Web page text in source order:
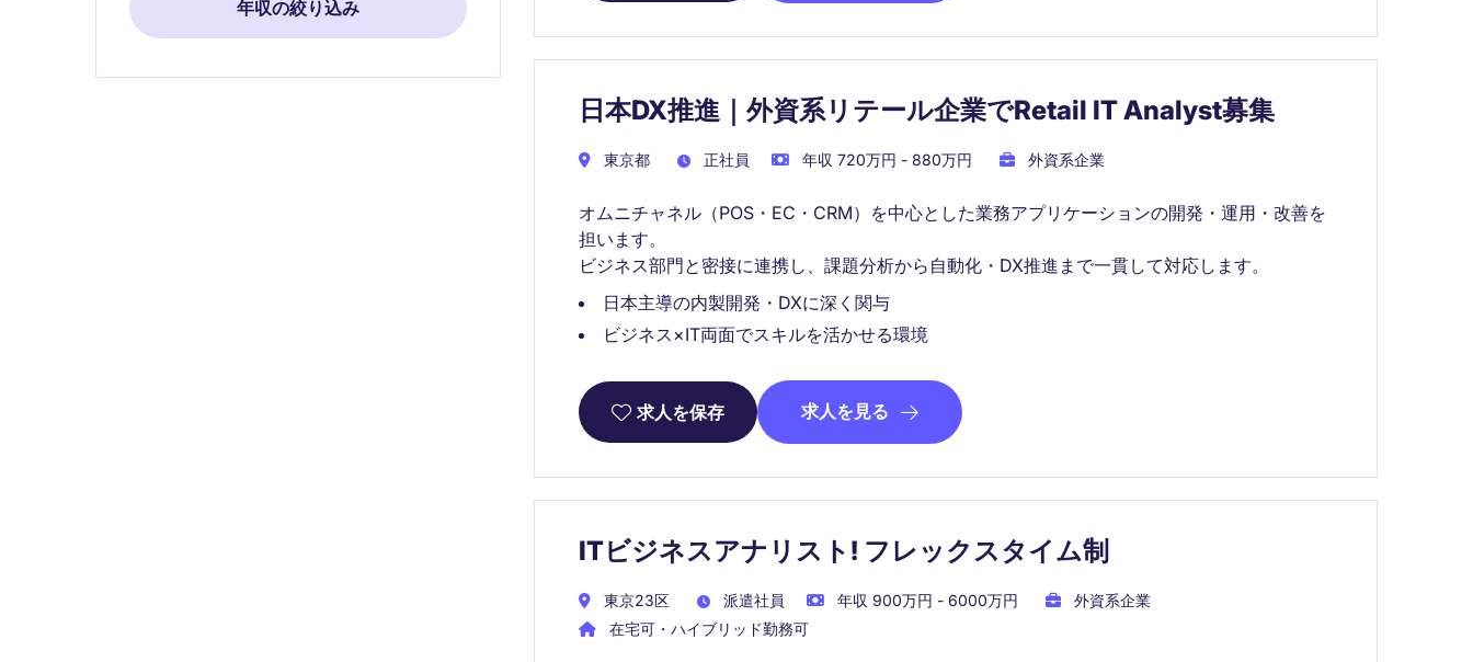
日本DX推進｜外資系リテール企業でRetail IT Analyst募集
東京都 正社員 年収 720万円 - 880万円 外資系企業
オムニチャネル（POS・EC・CRM）を中心とした業務アプリケーションの開発・運用・改善を
担います。
ビジネス部門と密接に連携し、課題分析から自動化・DX推進まで一貫して対応します。
日本主導の内製開発・DXに深く関与
ビジネス×IT両面でスキルを活かせる環境
求人を保存 求人を見る
ITビジネスアナリスト! フレックスタイム制
東京23区 派遣社員 年収 900万円 - 6000万円
外資系企業
在宅可・ハイブリッド勤務可